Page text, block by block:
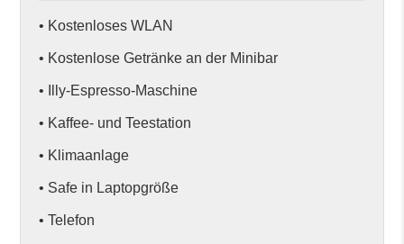
• Kostenloses WLAN
• Kostenlose Getränke an der Minibar
• Illy-Espresso-Maschine
• Kaffee- und Teestation
• Klimaanlage
• Safe in Laptopgröße
• Telefon